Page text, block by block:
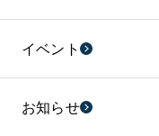
イベント
お知らせ